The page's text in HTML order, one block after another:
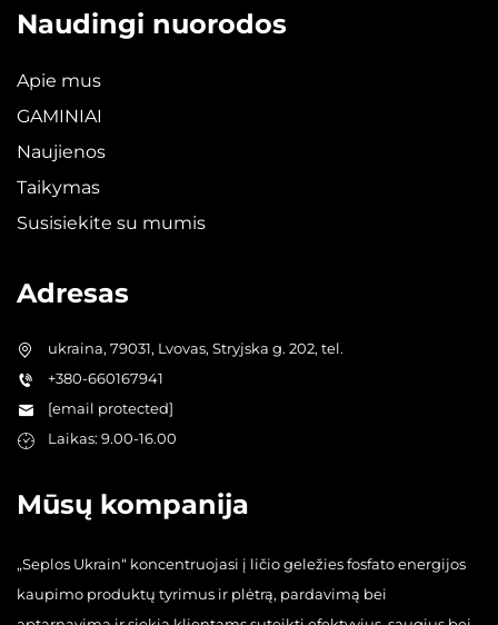
Naudingi nuorodos
Apie mus
GAMINIAI
Naujienos
Taikymas
Susisiekite su mumis
Adresas
ukraina, 79031, Lvovas, Stryjska g. 202, tel.
+380-660167941
[email protected]
Laikas: 9.00-16.00
Mūsų kompanija
„Seplos Ukrain“ koncentruojasi į ličio geležies fosfato energijos
kaupimo produktų tyrimus ir plėtrą, pardavimą bei